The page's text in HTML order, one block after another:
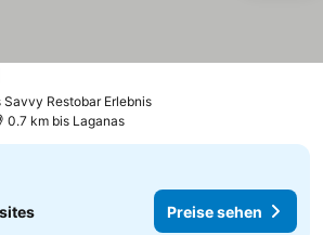
Savvy Restobar Erlebnis
0.7 km bis Laganas
Preise sehen